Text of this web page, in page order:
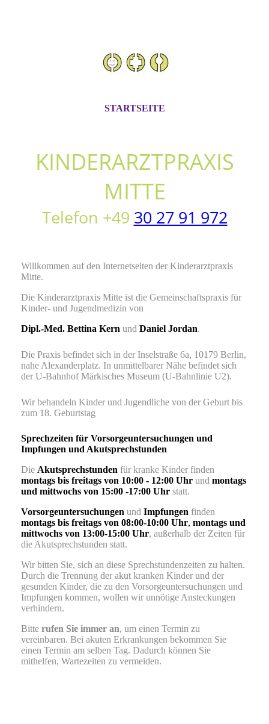
STARTSEITE
KINDERARZTPRAXIS
MITTE
Telefon +49 30 27 91 972
Willkommen auf den Internetseiten der Kinderarztpraxis
Mitte.
Die Kinderarztpraxis Mitte ist die Gemeinschaftspraxis für
Kinder- und Jugendmedizin von
Dipl.-Med. Bettina Kern und Daniel Jordan.
Die Praxis befindet sich in der Inselstraße 6a, 10179 Berlin,
nahe Alexanderplatz. In unmittelbarer Nähe befindet sich
der U-Bahnhof Märkisches Museum (U-Bahnlinie U2).
Wir behandeln Kinder und Jugendliche von der Geburt bis
zum 18. Geburtstag
Sprechzeiten für Vorsorgeuntersuchungen und
Impfungen und Akutsprechstunden
Die Akutsprechstunden für kranke Kinder finden
montags bis freitags von 10:00 - 12:00 Uhr und montags
und mittwochs von 15:00 -17:00 Uhr statt.
Vorsorgeuntersuchungen und Impfungen finden
montags bis freitags von 08:00-10:00 Uhr, montags und
mittwochs von 13:00-15:00 Uhr, außerhalb der Zeiten für
die Akutsprechstunden statt.
Wir bitten Sie, sich an diese Sprechstundenzeiten zu halten.
Durch die Trennung der akut kranken Kinder und der
gesunden Kinder, die zu den Vorsorgeuntersuchungen und
Impfungen kommen, wollen wir unnötige Ansteckungen
verhindern.
Bitte rufen Sie immer an, um einen Termin zu
vereinbaren. Bei akuten Erkrankungen bekommen Sie
einen Termin am selben Tag. Dadurch können Sie
mithelfen, Wartezeiten zu vermeiden.